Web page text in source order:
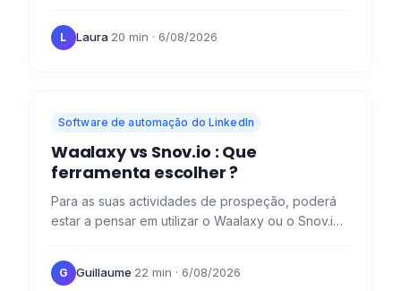
pequena…
L Laura·20 min · 6/08/2026
Software de automação do LinkedIn
Waalaxy vs Snov.io : Que
ferramenta escolher ?
Para as suas actividades de prospeção, poderá
estar a pensar em utilizar o Waalaxy ou o Snov.io .
duas…
G Guillaume·22 min · 6/08/2026